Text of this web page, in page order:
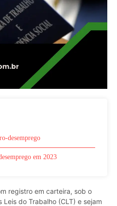
desemprego
em 2023
registro em carteira, sob o
do Trabalho (CLT) e sejam